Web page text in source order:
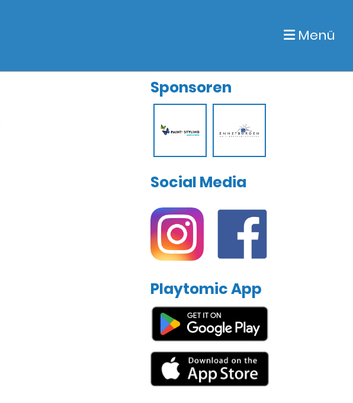
Menü
Sponsoren
Social Media
Playtomic App